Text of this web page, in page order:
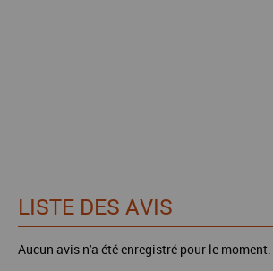
LISTE DES AVIS
Aucun avis n'a été enregistré pour le moment.